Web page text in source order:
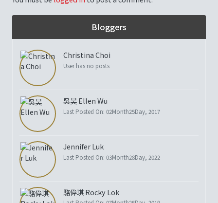
Bloggers
Christina Choi
User has no posts
吳昊 Ellen Wu
Last Posted On: 02Month25Day, 2017
Jennifer Luk
Last Posted On: 03Month28Day, 2022
駱偉琪 Rocky Lok